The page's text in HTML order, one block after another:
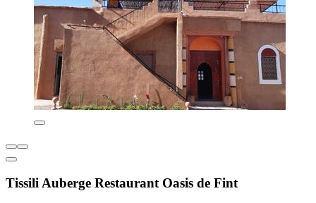
Tissili Auberge Restaurant Oasis de Fint